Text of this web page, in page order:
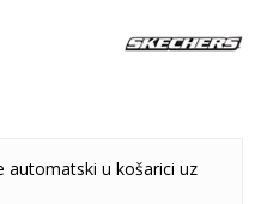
automatski u košarici uz